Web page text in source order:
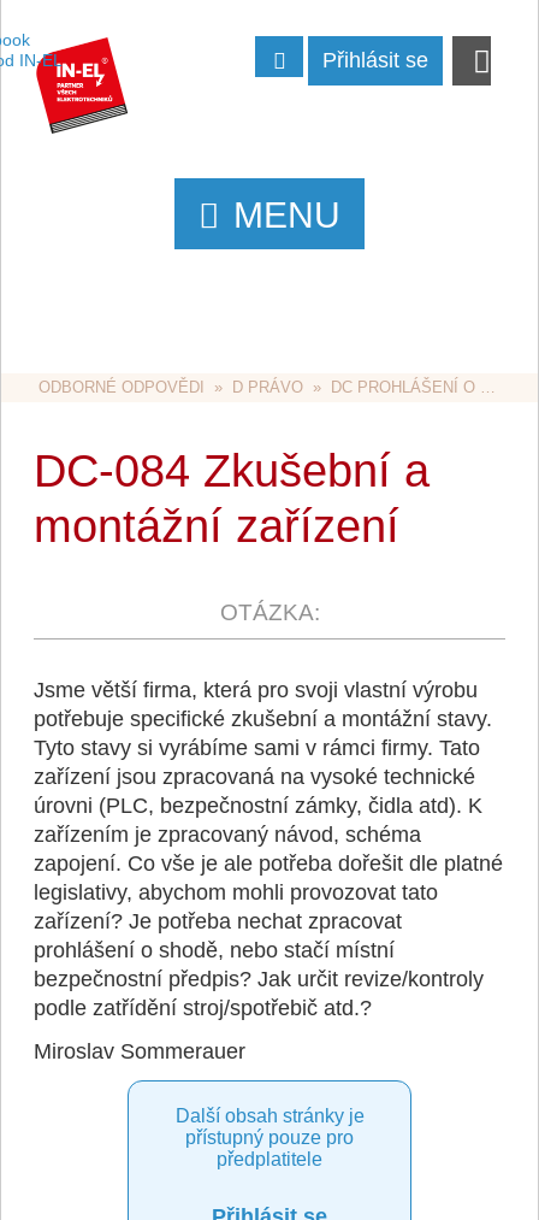
Přihlásit se
MENU
ODBORNÉ ODPOVĚDI
  »
D PRÁVO
  »
DC PROHLÁŠENÍ O SHODĚ
DC-084 Zkušební a
montážní zařízení
Jsme větší firma, která pro svoji vlastní výrobu
potřebuje specifické zkušební a montážní stavy.
Tyto stavy si vyrábíme sami v rámci firmy. Tato
zařízení jsou zpracovaná na vysoké technické
úrovni (PLC, bezpečnostní zámky, čidla atd). K
zařízením je zpracovaný návod, schéma
zapojení. Co vše je ale potřeba dořešit dle platné
legislativy, abychom mohli provozovat tato
zařízení? Je potřeba nechat zpracovat
prohlášení o shodě, nebo stačí místní
bezpečnostní předpis? Jak určit revize/kontroly
podle zatřídění stroj/spotřebič atd.?
Miroslav Sommerauer
Další obsah stránky je
přístupný pouze pro
předplatitele